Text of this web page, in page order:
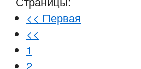
<< Первая
<<
1
2